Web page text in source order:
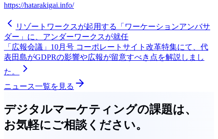
https://hatarakigai.info/
リゾートワークスが起用する「ワーケーションアンバサ
ダー」に、アンダーワークスが就任
「広報会議」10月号 コーポレートサイト改革特集にて、代
表田島がGDPRの影響や広報が留意すべき点を解説しまし
た。
ニュース一覧を見る
デジタルマーケティングの課題は、
お気軽にご相談ください。